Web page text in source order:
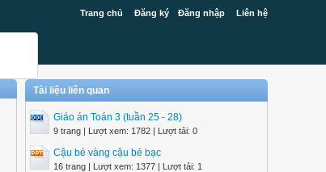
Trang chủ Đăng ký Đăng nhập Liên hệ
Tài liệu liên quan
Giáo án Toán 3 (tuần 25 - 28)
9 trang | Lượt xem: 1782 | Lượt tải: 0
Cậu bé vàng cậu bé bạc
16 trang | Lượt xem: 1377 | Lượt tải: 1